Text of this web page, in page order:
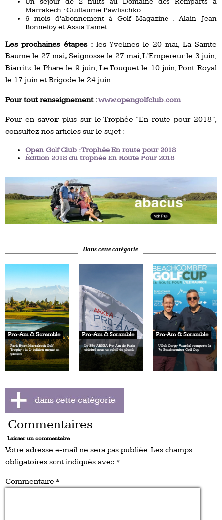
Marrakech : Guillaume Pawlischko
6 mois d’abonnement à Golf Magazine : Alain Jean
Bonnefoy et Assia Tamet
Les prochaines étapes :les Yvelines le 20 mai, La Sainte
Baume le 27 mai,Seignosse le 27 mai, L’Empereur le 3 juin,
Biarritz le Phare le 9 juin, Le Touquet le 10 juin, Pont Royal
le 17 juin et Brigode le 24 juin.
Pour tout renseignement :www.opengolfclub.com
Pour en savoir plus sur le Trophée “En route pour 2018”,
consultez nos articles sur le sujet :
Open Golf Club : Trophée En route pour 2018
Édition 2018 du trophée En Route Pour 2018
Dans cette catégorie
Pro-Am & Scramble
Park Hyatt Marrakech Golf
Trophy : la 2ᵉ édition monte en
gamme
Pro-Am & Scramble
Le 25e ARKEA Pro-Am de Paris
célébré sous un soleil de plomb
Pro-Am & Scramble
UGolf Cergy Vauréal remporte la
7e Beachcomber Golf Cup
Commentaires
Laisser un commentaire
Votre adresse e-mail ne sera pas publiée.Les champs
obligatoires sont indiqués avec *
Commentaire *